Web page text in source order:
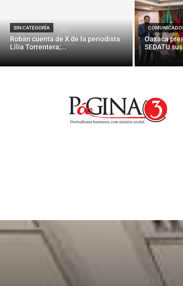
SIN CATEGORÍA
Roban cuenta de X de la periodista
Lilia Torrentera;...
Oaxaca
SEDATU